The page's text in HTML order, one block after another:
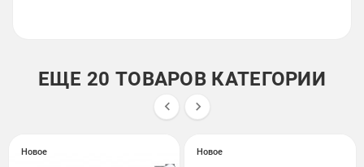
ЕЩЕ 20 ТОВАРОВ КАТЕГОРИИ
 
Новое Новое